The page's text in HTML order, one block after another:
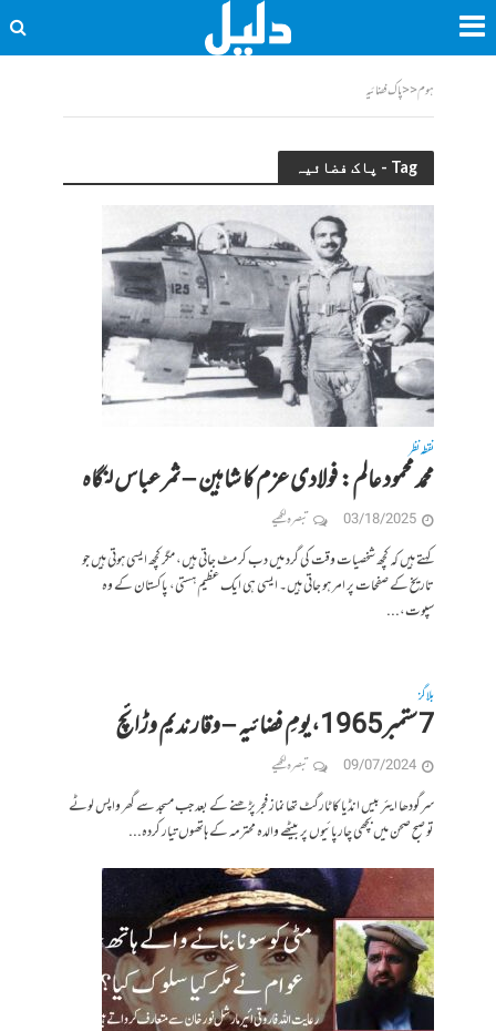
ہوم<<پاک فضائیہ
Tag - پاک فضائیہ
نقطہ نظر
محمد محمود عالم: فولادی عزم کا شاہین – ثمر عباس لنگاہ
03/18/2025 تبصرہ لکھیے
کہتے ہیں کہ کچھ شخصیات وقت کی گرد میں دب کر مٹ جاتی ہیں، مگر کچھ ایسی ہوتی ہیں جو
تاریخ کے صفحات پر امر ہو جاتی ہیں۔ ایسی ہی ایک عظیم ہستی، پاکستان کے وہ
سپوت،...
بلاگز
7 ستمبر 1965،یومِ فضائیہ – وقار ندیم وڑائچ
09/07/2024 تبصرہ لکھیے
سرگودھا ایئر بیس انڈیا کا ٹارگٹ تھا نماز فجر پڑھنے کے بعد جب مسجد سے گھر واپس لوٹے
تو صبح صحن میں بچھی چارپائیوں پر بیٹھے والدہ محترمہ کے ہاتھوں تیار کردہ...